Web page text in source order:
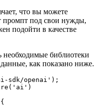
что вы можете
промпт под свои нужды,
подойти в качестве
библиотеки
как показано ниже.
sdk/openai');